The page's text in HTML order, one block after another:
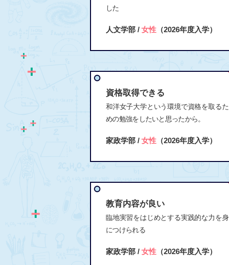
した
人文学部 / 女性 （2026年度入学）
資格取得できる
和洋女子大学という環境で資格を取るた
めの勉強をしたいと思ったから。
家政学部 / 女性 （2026年度入学）
教育内容が良い
臨地実習をはじめとする実践的な力を身
につけられる
家政学部 / 女性 （2026年度入学）